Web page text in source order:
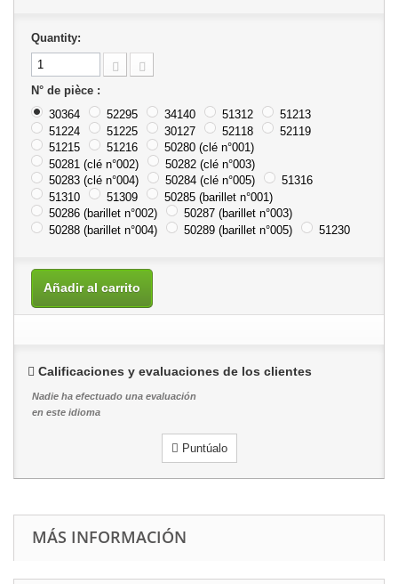
Quantity:
N° de pièce :
30364
52295 34140 51312
51213
51224
51225 30127 52118
52119
51215
51216
50280 (clé n°001)
50281 (clé n°002)
50282 (clé n°003)
50283 (clé n°004)
50284 (clé n°005)
51316
51310
51309
50285 (barillet n°001)
50286 (barillet n°002)
50287 (barillet n°003)
50288 (barillet n°004)
50289 (barillet n°005) 51230
Añadir al carrito
Calificaciones y evaluaciones de los clientes
Nadie ha efectuado una evaluación
en este idioma
Puntúalo
MÁS INFORMACIÓN